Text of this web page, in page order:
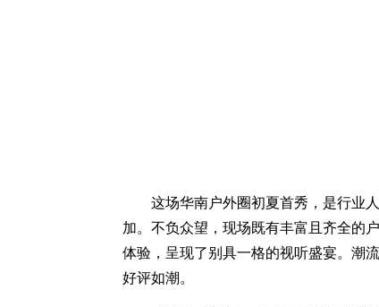
这场华南户外圈初夏首秀，是行业人
加。不负众望，现场既有丰富且齐全的
体验，呈现了别具一格的视听盛宴。潮
好评如潮。